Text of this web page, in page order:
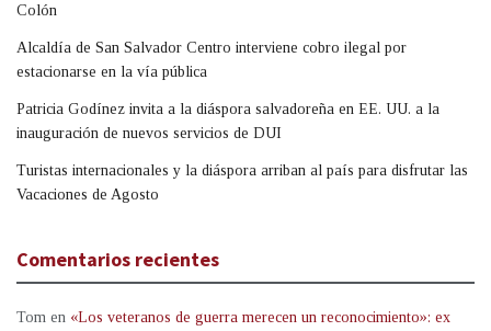
Colón
Alcaldía de San Salvador Centro interviene cobro ilegal por
estacionarse en la vía pública
Patricia Godínez invita a la diáspora salvadoreña en EE. UU. a la
inauguración de nuevos servicios de DUI
Turistas internacionales y la diáspora arriban al país para disfrutar las
Vacaciones de Agosto
Comentarios recientes
Tom en «Los veteranos de guerra merecen un reconocimiento»: ex